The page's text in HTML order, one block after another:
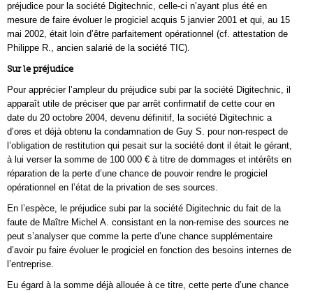
préjudice pour la société Digitechnic, celle-ci n’ayant plus été en
mesure de faire évoluer le progiciel acquis 5 janvier 2001 et qui, au 15
mai 2002, était loin d’être parfaitement opérationnel (cf. attestation de
Philippe R., ancien salarié de la société TIC).
Sur le préjudice
Pour apprécier l’ampleur du préjudice subi par la société Digitechnic, il
apparaît utile de préciser que par arrêt confirmatif de cette cour en
date du 20 octobre 2004, devenu définitif, la société Digitechnic a
d’ores et déjà obtenu la condamnation de Guy S. pour non-respect de
l’obligation de restitution qui pesait sur la société dont il était le gérant,
à lui verser la somme de 100 000 € à titre de dommages et intérêts en
réparation de la perte d’une chance de pouvoir rendre le progiciel
opérationnel en l’état de la privation de ses sources.
En l’espèce, le préjudice subi par la société Digitechnic du fait de la
faute de Maître Michel A. consistant en la non-remise des sources ne
peut s’analyser que comme la perte d’une chance supplémentaire
d’avoir pu faire évoluer le progiciel en fonction des besoins internes de
l’entreprise.
Eu égard à la somme déjà allouée à ce titre, cette perte d’une chance